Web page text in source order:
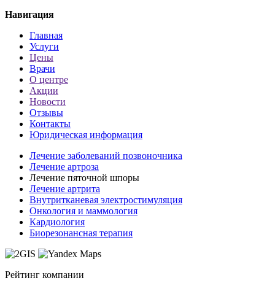
Навигация
Главная
Услуги
Цены
Врачи
О центре
Акции
Новости
Отзывы
Контакты
Юридическая информация
Лечение заболеваний позвоночника
Лечение артроза
Лечение пяточной шпоры
Лечение артрита
Внутритканевая электростимуляция
Онкология и маммология
Кардиология
Биорезонансная терапия
Рейтинг компании